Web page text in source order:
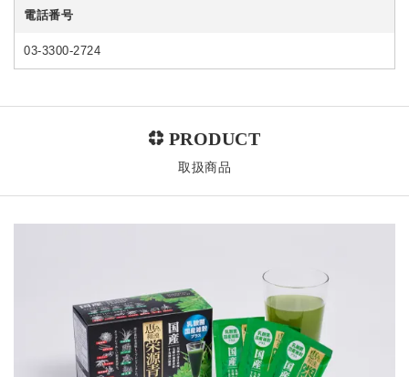
電話番号
03-3300-2724
取扱商品